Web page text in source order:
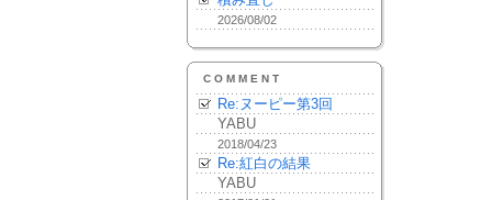
2026/08/02
COMMENT
Re:ヌーピー第3回
YABU
2018/04/23
Re:紅白の結果
YABU